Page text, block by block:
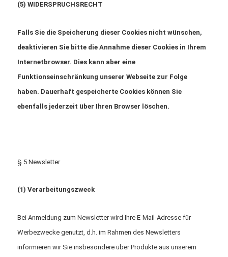
(5) WIDERSPRUCHSRECHT
Falls Sie die Speicherung dieser Cookies nicht wünschen,
deaktivieren Sie bitte die Annahme dieser Cookies in Ihrem
Internetbrowser. Dies kann aber eine
Funktionseinschränkung unserer Webseite zur Folge
haben. Dauerhaft gespeicherte Cookies können Sie
ebenfalls jederzeit über Ihren Browser löschen.
§ 5 Newsletter
(1) Verarbeitungszweck
Bei Anmeldung zum Newsletter wird Ihre E-Mail-Adresse für
Werbezwecke genutzt, d.h. im Rahmen des Newsletters
informieren wir Sie insbesondere über Produkte aus unserem